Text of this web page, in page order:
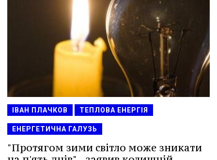
ІВАН ПЛАЧКОВ ТЕПЛОВА ЕНЕРГІЯ
ЕНЕРГЕТИЧНА ГАЛУЗЬ
"Протягом зими світло може зникати